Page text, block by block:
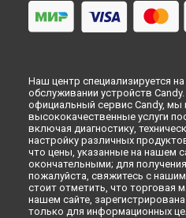
Наш центр специализируется
обслуживании устройств
официальный сервис Candy, мы
высококачественные услуги
включая диагностику,
настройку различных
что цены, указанные на нашем
окончательными; для
пожалуйста, свяжитесь с
стоит отметить, что торговая
нашем сайте,
только для информационных